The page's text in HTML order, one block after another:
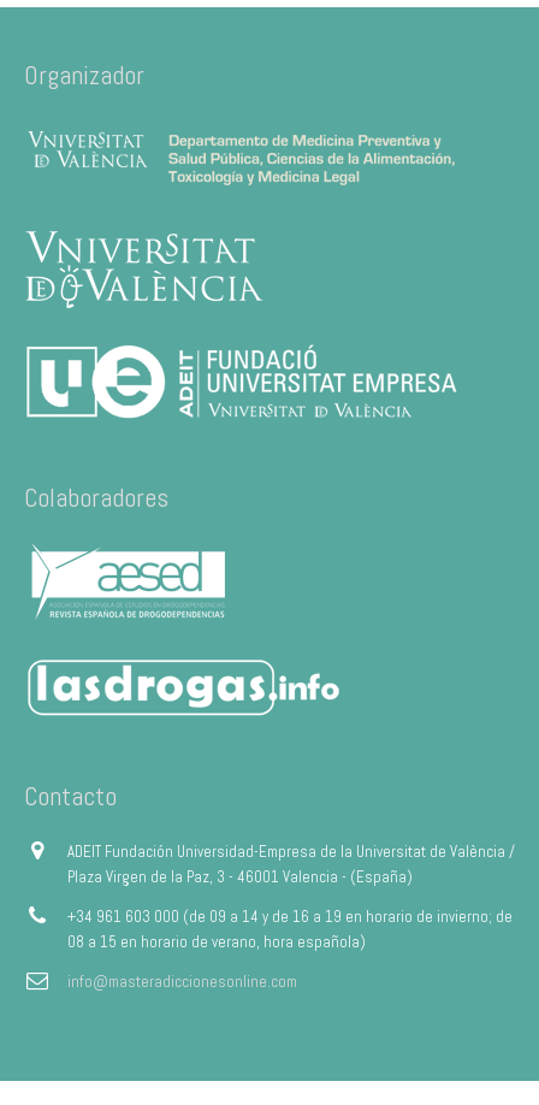
Organizador
Colaboradores
Contacto
ADEIT Fundación Universidad-Empresa de la Universitat de València /
Plaza Virgen de la Paz, 3 - 46001 Valencia - (España)
+34 961 603 000 (de 09 a 14 y de 16 a 19 en horario de invierno; de
08 a 15 en horario de verano, hora española)
info@masteradiccionesonline.com